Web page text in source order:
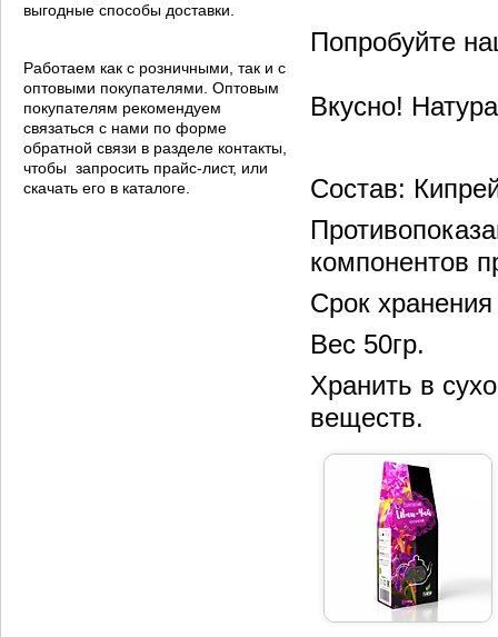
выгодные способы доставки.
Работаем как с розничными, так и с
оптовыми покупателями. Оптовым
покупателям рекомендуем
связаться с нами по форме
обратной связи в разделе контакты,
чтобы запросить прайс-лист, или
скачать его в каталоге.
Попробуйте
Вкусно!
Состав:
компонентов
Срок хранения
Вес 50гр.
Хранить в
веществ.